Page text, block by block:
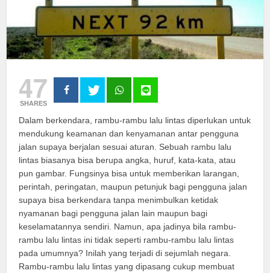
47
SHARES
Dalam berkendara, rambu-rambu lalu lintas diperlukan untuk
mendukung keamanan dan kenyamanan antar pengguna
jalan supaya berjalan sesuai aturan. Sebuah rambu lalu
lintas biasanya bisa berupa angka, huruf, kata-kata, atau
pun gambar. Fungsinya bisa untuk memberikan larangan,
perintah, peringatan, maupun petunjuk bagi pengguna jalan
supaya bisa berkendara tanpa menimbulkan ketidak
nyamanan bagi pengguna jalan lain maupun bagi
keselamatannya sendiri. Namun, apa jadinya bila rambu-
rambu lalu lintas ini tidak seperti rambu-rambu lalu lintas
pada umumnya? Inilah yang terjadi di sejumlah negara.
Rambu-rambu lalu lintas yang dipasang cukup membuat